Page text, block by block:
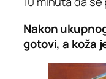
Nakon
gotovi, a koža